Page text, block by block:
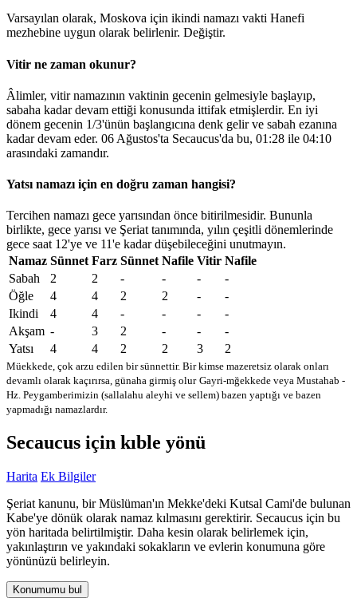
Varsayılan olarak, Moskova için ikindi namazı vakti Hanefi
mezhebine uygun olarak belirlenir. Değiştir.
Vitir ne zaman okunur?
Âlimler, vitir namazının vaktinin gecenin gelmesiyle başlayıp,
sabaha kadar devam ettiği konusunda ittifak etmişlerdir. En iyi
dönem gecenin 1/3'ünün başlangıcına denk gelir ve sabah ezanına
kadar devam eder. 06 Ağustos'ta Secaucus'da bu, 01:28 ile 04:10
arasındaki zamandır.
Yatsı namazı için en doğru zaman hangisi?
Tercihen namazı gece yarısından önce bitirilmesidir. Bununla
birlikte, gece yarısı ve Şeriat tanımında, yılın çeşitli dönemlerinde
gece saat 12'ye ve 11'e kadar düşebileceğini unutmayın.
Namaz Sünnet Farz Sünnet Nafile Vitir Nafile
Sabah
2 2 - - -
-
Öğle
4 4 2 2 -
-
Ikindi
4 4 - - -
-
Akşam - 3 2 - -
-
Yatsı
4 4 2 2 3 2
Müekkede, çok arzu edilen bir sünnettir. Bir kimse mazeretsiz olarak onları
devamlı olarak kaçırırsa, günaha girmiş olur Gayri-mğekkede veya Mustahab -
Hz. Peygamberimizin (sallalahu aleyhi ve sellem) bazen yaptığı ve bazen
yapmadığı namazlardır.
Secaucus için kıble yönü
Harita Ek Bilgiler
Şeriat kanunu, bir Müslüman'ın Mekke'deki Kutsal Cami'de bulunan
Kabe'ye dönük olarak namaz kılmasını gerektirir. Secaucus için bu
yön haritada belirtilmiştir. Daha kesin olarak belirlemek için,
yakınlaştırın ve yakındaki sokakların ve evlerin konumuna göre
yönünüzü belirleyin.
Konumumu bul